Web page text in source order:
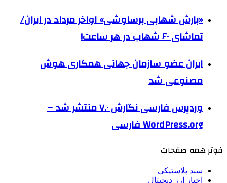
«بارش شهابی برساوشی» اواخر مرداد در ایران/
تماشای ۶۰ شهاب در هر ساعت!
ایران عضو سازمان جهانی همکاری هوش
مصنوعی شد
وردپرس فارسی نگارش ۷.۰ منتشر شد –
WordPress.org فارسی
فوتر همه صفحات
سبد پلاستیکی
اخبار ارز دیجیتال